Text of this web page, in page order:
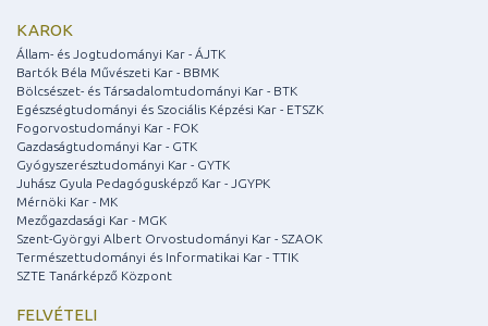
KAROK
Állam- és Jogtudományi Kar - ÁJTK
Bartók Béla Művészeti Kar - BBMK
Bölcsészet- és Társadalomtudományi Kar - BTK
Egészségtudományi és Szociális Képzési Kar - ETSZK
Fogorvostudományi Kar - FOK
Gazdaságtudományi Kar - GTK
Gyógyszerésztudományi Kar - GYTK
Juhász Gyula Pedagógusképző Kar - JGYPK
Mérnöki Kar - MK
Mezőgazdasági Kar - MGK
Szent-Györgyi Albert Orvostudományi Kar - SZAOK
Természettudományi és Informatikai Kar - TTIK
SZTE Tanárképző Központ
FELVÉTELI